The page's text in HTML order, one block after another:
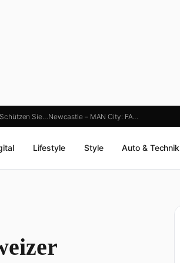
Sie… Newcastle – MAN City: FA…
Lifestyle Style Auto & Technik